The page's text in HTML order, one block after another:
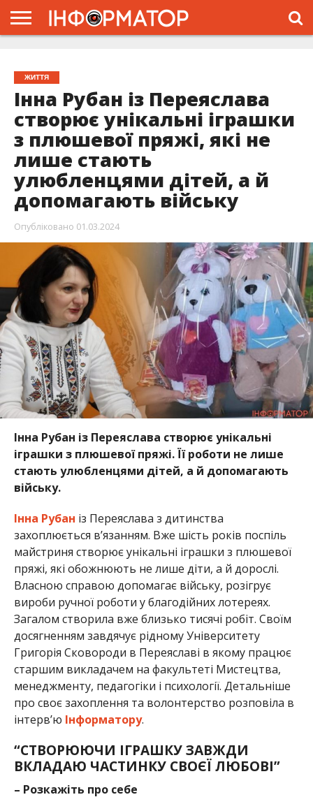
ПРОЄКТ
ЖИТТЯ
Інна Рубан із Переяслава
створює унікальні іграшки
з плюшевої пряжі, які не
лише стають
улюбленцями дітей, а й
допомагають війську
Опубліковано 01.03.2024
Інна Рубан із Переяслава створює унікальні
іграшки з плюшевої пряжі. Її роботи не лише
стають улюбленцями дітей, а й допомагають
війську.
Інна Рубан із Переяслава з дитинства
захоплюється в’язанням. Вже шість років поспіль
майстриня створює унікальні іграшки з плюшевої
пряжі, які обожнюють не лише діти, а й дорослі.
Власною справою допомагає війську, розігрує
вироби ручної роботи у благодійних лотереях.
Загалом створила вже близько тисячі робіт. Своїм
досягненням завдячує рідному Університету
Григорія Сковороди в Переяславі в якому працює
старшим викладачем на факультеті Мистецтва,
менеджменту, педагогіки і психології. Детальніше
про своє захоплення та волонтерство розповіла в
інтерв’ю Інформатору.
“СТВОРЮЮЧИ ІГРАШКУ ЗАВЖДИ
ВКЛАДАЮ ЧАСТИНКУ СВОЄЇ ЛЮБОВІ”
– Розкажіть про себе